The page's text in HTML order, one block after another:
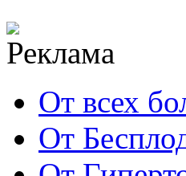
От всех
От